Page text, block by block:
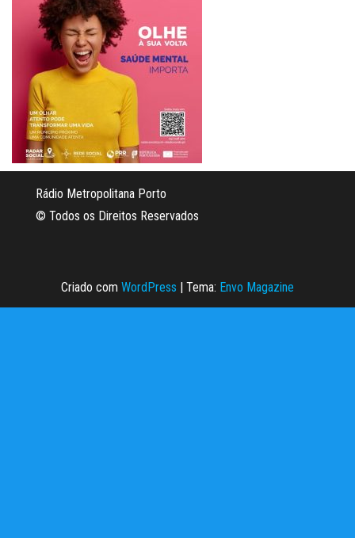
Rádio Metropolitana Porto
© Todos os Direitos Reservados
Criado com WordPress Tema: Envo Magazine